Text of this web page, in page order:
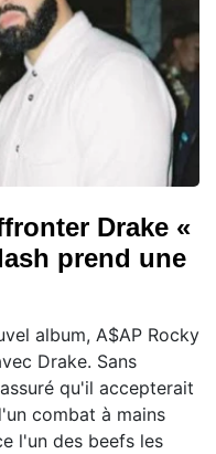
Drake «
prend une
album, A$AP Rocky
Drake. Sans
qu'il accepterait
combat à mains
l'un des beefs les